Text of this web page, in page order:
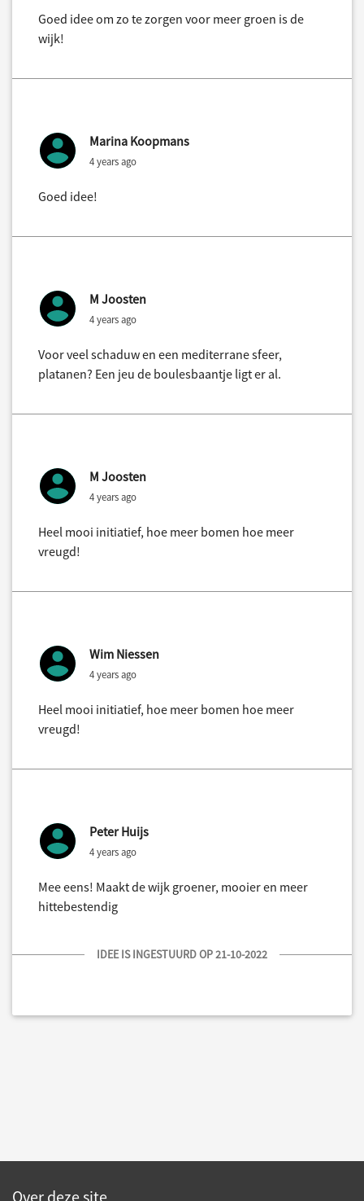
Goed idee om zo te zorgen voor meer groen is de
wijk!
Marina Koopmans
4 years ago
Goed idee!
M Joosten
4 years ago
Voor veel schaduw en een mediterrane sfeer,
platanen? Een jeu de boulesbaantje ligt er al.
M Joosten
4 years ago
Heel mooi initiatief, hoe meer bomen hoe meer
vreugd!
Wim Niessen
4 years ago
Heel mooi initiatief, hoe meer bomen hoe meer
vreugd!
Peter Huijs
4 years ago
Mee eens! Maakt de wijk groener, mooier en meer
hittebestendig
IDEE IS INGESTUURD OP 21-10-2022
Over deze site